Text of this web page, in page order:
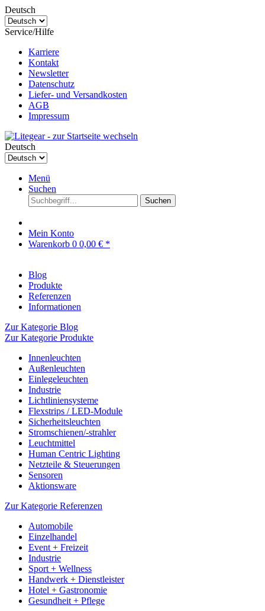
Deutsch
Service/Hilfe
Karriere
Kontakt
Newsletter
Datenschutz
Liefer- und Versandkosten
AGB
Impressum
Deutsch
Menü
Suchen
Suchen
Mein Konto
Warenkorb 0 0,00 € *
Blog
Produkte
Referenzen
Informationen
Zur Kategorie Blog
Zur Kategorie Produkte
Innenleuchten
Außenleuchten
Einlegeleuchten
Industrie
Lichtliniensysteme
Flexstrips / LED-Module
Sicherheitsleuchten
Stromschienen/-strahler
Leuchtmittel
Human Centric Lighting
Netzteile & Steuerungen
Sensoren
Aktionsware
Zur Kategorie Referenzen
Automobile
Einzelhandel
Event + Freizeit
Industrie
Sport + Wellness
Handwerk + Dienstleister
Hotel + Gastronomie
Gesundheit + Pflege